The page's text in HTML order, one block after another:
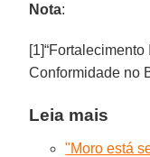
Nota:
Conformidade no
Leia mais
"Moro está